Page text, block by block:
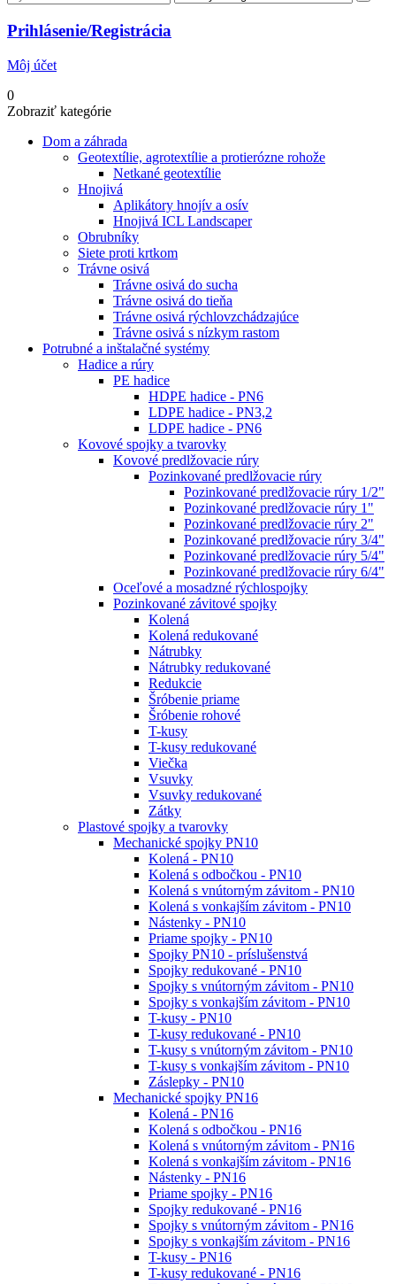
Prihlásenie/Registrácia
Môj účet
0
Zobraziť kategórie
Dom a záhrada
Geotextílie, agrotextílie a protierózne rohože
Netkané geotextílie
Hnojivá
Aplikátory hnojív a osív
Hnojivá ICL Landscaper
Obrubníky
Siete proti krtkom
Trávne osivá
Trávne osivá do sucha
Trávne osivá do tieňa
Trávne osivá rýchlovzchádzajúce
Trávne osivá s nízkym rastom
Potrubné a inštalačné systémy
Hadice a rúry
PE hadice
HDPE hadice - PN6
LDPE hadice - PN3,2
LDPE hadice - PN6
Kovové spojky a tvarovky
Kovové predlžovacie rúry
Pozinkované predlžovacie rúry
Pozinkované predlžovacie rúry 1/2"
Pozinkované predlžovacie rúry 1"
Pozinkované predlžovacie rúry 2"
Pozinkované predlžovacie rúry 3/4"
Pozinkované predlžovacie rúry 5/4"
Pozinkované predlžovacie rúry 6/4"
Oceľové a mosadzné rýchlospojky
Pozinkované závitové spojky
Kolená
Kolená redukované
Nátrubky
Nátrubky redukované
Redukcie
Šróbenie priame
Šróbenie rohové
T-kusy
T-kusy redukované
Viečka
Vsuvky
Vsuvky redukované
Zátky
Plastové spojky a tvarovky
Mechanické spojky PN10
Kolená - PN10
Kolená s odbočkou - PN10
Kolená s vnútorným závitom - PN10
Kolená s vonkajším závitom - PN10
Nástenky - PN10
Priame spojky - PN10
Spojky PN10 - príslušenstvá
Spojky redukované - PN10
Spojky s vnútorným závitom - PN10
Spojky s vonkajším závitom - PN10
T-kusy - PN10
T-kusy redukované - PN10
T-kusy s vnútorným závitom - PN10
T-kusy s vonkajším závitom - PN10
Záslepky - PN10
Mechanické spojky PN16
Kolená - PN16
Kolená s odbočkou - PN16
Kolená s vnútorným závitom - PN16
Kolená s vonkajším závitom - PN16
Nástenky - PN16
Priame spojky - PN16
Spojky redukované - PN16
Spojky s vnútorným závitom - PN16
Spojky s vonkajším závitom - PN16
T-kusy - PN16
T-kusy redukované - PN16